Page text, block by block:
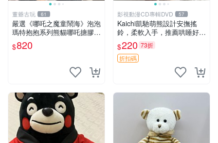
董爺古玩 61
嚴選《哪吒之魔童鬧海》泡泡
瑪特抱抱系列熊貓哪吒搪膠臉
毛絨， STATE：如圖顯示 哪
吒 毛絨公仔 泡泡瑪特
$820
影視動漫CD專輯DVD 57
Kaichi凱馳萌熊設計安撫搖
鈴，柔軟入手，推薦哄睡好選
擇 熊公仔 安撫玩具 喂食環
$220 73折
折扣碼